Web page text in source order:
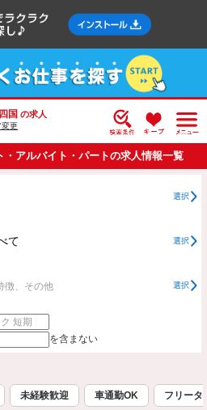
国 の求人
更
アルバイト・パートの求人情報一覧
選択
て 選択
徴、その他 選択
を含まない
未経験歓迎 車通勤OK フリータ